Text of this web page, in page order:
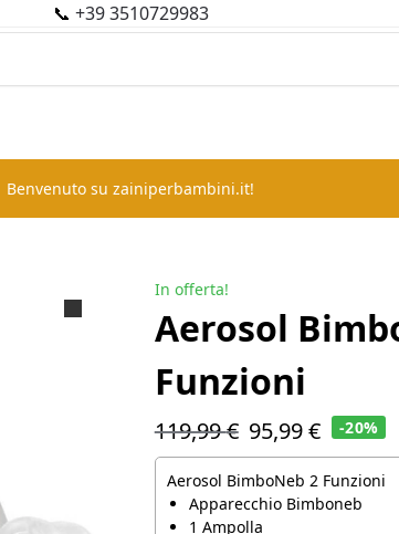
📞 +39 3510729983
Benvenuto su zainiperbambini.it!
In offerta!
Aerosol
Funzioni
119,99€ 95,99€ -20%
Aerosol BimboNeb 2 Funzioni
Apparecchio Bimboneb
1 Ampolla